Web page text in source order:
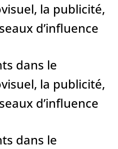
la publicité,
d’influence
dans le
la publicité,
d’influence
dans le